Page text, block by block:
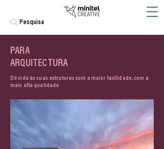
PARA
ARQUITECTURA
Dê vida às suas estruturas com a maior facilidade, com a
mais alta qualidade